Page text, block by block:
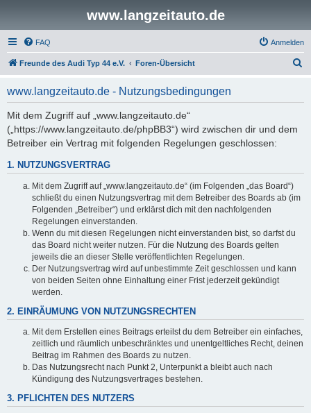
www.langzeitauto.de
FAQ Anmelden
Freunde des Audi Typ 44 e.V. Foren-Übersicht
www.langzeitauto.de - Nutzungsbedingungen
Mit dem Zugriff auf „www.langzeitauto.de“
(„https://www.langzeitauto.de/phpBB3“) wird zwischen dir und dem
Betreiber ein Vertrag mit folgenden Regelungen geschlossen:
1. NUTZUNGSVERTRAG
Mit dem Zugriff auf „www.langzeitauto.de“ (im Folgenden „das Board“)
schließt du einen Nutzungsvertrag mit dem Betreiber des Boards ab (im
Folgenden „Betreiber“) und erklärst dich mit den nachfolgenden
Regelungen einverstanden.
Wenn du mit diesen Regelungen nicht einverstanden bist, so darfst du
das Board nicht weiter nutzen. Für die Nutzung des Boards gelten
jeweils die an dieser Stelle veröffentlichten Regelungen.
Der Nutzungsvertrag wird auf unbestimmte Zeit geschlossen und kann
von beiden Seiten ohne Einhaltung einer Frist jederzeit gekündigt
werden.
2. EINRÄUMUNG VON NUTZUNGSRECHTEN
Mit dem Erstellen eines Beitrags erteilst du dem Betreiber ein einfaches,
zeitlich und räumlich unbeschränktes und unentgeltliches Recht, deinen
Beitrag im Rahmen des Boards zu nutzen.
Das Nutzungsrecht nach Punkt 2, Unterpunkt a bleibt auch nach
Kündigung des Nutzungsvertrages bestehen.
3. PFLICHTEN DES NUTZERS